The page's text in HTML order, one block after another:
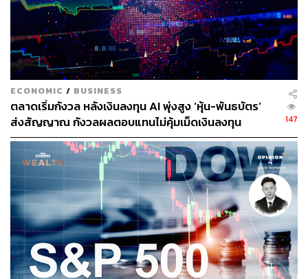
ECONOMIC / BUSINESS
ตลาดเริ่มกังวล หลังเงินลงทุน AI พุ่งสูง ‘หุ้น-พันธบัตร’
ส่งสัญญาณ กังวลผลตอบแทนไม่คุ้มเม็ดเงินลงทุน
147